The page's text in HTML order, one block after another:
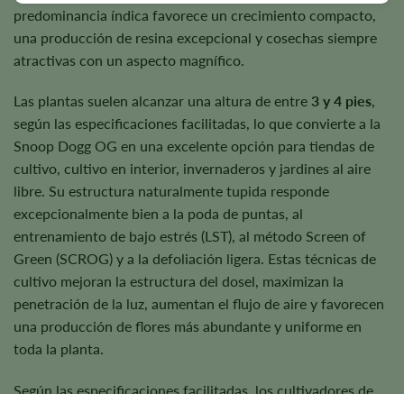
predominancia índica favorece un crecimiento compacto,
una producción de resina excepcional y cosechas siempre
atractivas con un aspecto magnífico.
Las plantas suelen alcanzar una altura de entre 3 y 4 pies,
según las especificaciones facilitadas, lo que convierte a la
Snoop Dogg OG en una excelente opción para tiendas de
cultivo, cultivo en interior, invernaderos y jardines al aire
libre. Su estructura naturalmente tupida responde
excepcionalmente bien a la poda de puntas, al
entrenamiento de bajo estrés (LST), al método Screen of
Green (SCROG) y a la defoliación ligera. Estas técnicas de
cultivo mejoran la estructura del dosel, maximizan la
penetración de la luz, aumentan el flujo de aire y favorecen
una producción de flores más abundante y uniforme en
toda la planta.
Según las especificaciones facilitadas, los cultivadores de